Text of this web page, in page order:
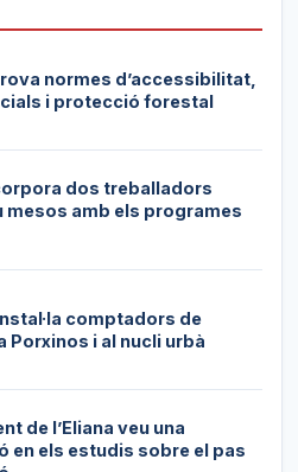
normes d’accessibilitat,
i protecció forestal
dos treballadors
mesos amb els programes
comptadors de
Porxinos i al nucli urbà
de l’Eliana veu una
en els estudis sobre el pas